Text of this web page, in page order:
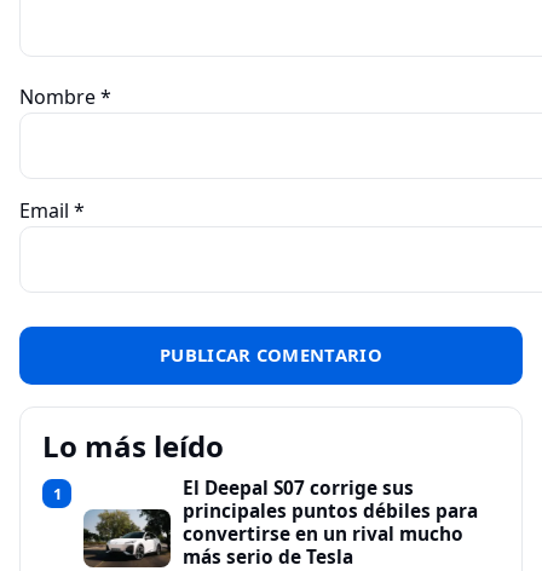
Nombre*
Email *
Lo más leído
1
El Deepal S07 corrige sus
principales puntos débiles para
convertirse en un rival mucho
más serio de Tesla